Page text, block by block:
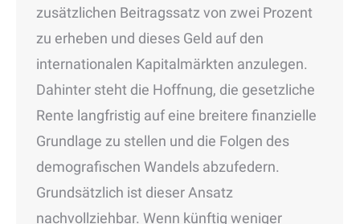
zusätzlichen Beitragssatz von zwei Prozent
zu erheben und dieses Geld auf den
internationalen Kapitalmärkten anzulegen.
Dahinter steht die Hoffnung, die gesetzliche
Rente langfristig auf eine breitere finanzielle
Grundlage zu stellen und die Folgen des
demografischen Wandels abzufedern.
Grundsätzlich ist dieser Ansatz
nachvollziehbar. Wenn künftig weniger